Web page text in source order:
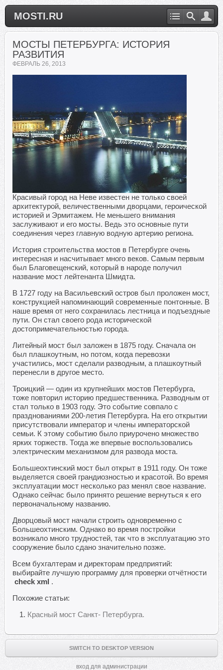
MOSTI.RU
МОСТЫ ПЕТЕРБУРГА: ИСТОРИЯ
РАЗВИТИЯ
ФЕВРАЛЬ 26, 2013
Красивый город на Неве известен не только своей
архитектурой, величественными дворцами, героической
историей и Эрмитажем. Не меньшего внимания
заслуживают и его мосты. Ведь это основные пути
соединения через главную водную артерию региона.
История строительства мостов в Петербурге очень
интересная и насчитывает много веков. Самым первым
был Благовещенский, который в народе получил
название мост лейтенанта Шмидта.
В 1727 году на Васильевский остров был проложен мост,
конструкцией напоминающий современные понтонные. В
наше время от него сохранилась лестница и подъездные
пути. Он стал своего рода исторической
достопримечательностью города.
Литейный мост был заложен в 1875 году. Сначала он
был плашкоутным, но потом, когда перевозки
участились, мост сделали разводным, а плашкоутный
перенесли в другое место.
Троицкий — один из крупнейших мостов Петербурга,
тоже повторил историю предшественника. Разводным от
стал только в 1903 году. Это событие совпало с
празднованиями 200-летия Петербурга. На его открытии
присутствовали император и члены императорской
семьи. К этому событию было приурочено множество
ярких торжеств. Тогда же впервые воспользовались
электрическим механизмом для развода моста.
Большеохтинский мост был открыт в 1911 году. Он тоже
выделяется своей грандиозностью и красотой. Во время
эксплуатации мост несколько раз менял свое название.
Однако сейчас было принято решение вернуться к его
первоначальному названию.
Дворцовый мост начали строить одновременно с
Большеохтинским. Однако во время постройки
возникало много трудностей, так что в эксплуатацию это
сооружение было сдано значительно позже.
Всем бухгалтерам и директорам предприятий:
выбирайте лучшую программу для проверки отчётности
check xml .
Похожие статьи:
Красный мост Санкт- Петербурга.
SWITCH TO DESKTOP VERSION
вход для администрации